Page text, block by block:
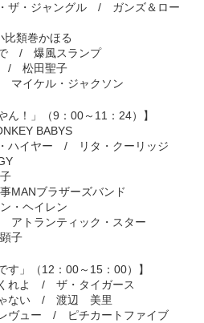
ザ・ジャングル / ガンズ＆ロー
類巻かほる
/ 爆風スランプ
/ 松田聖子
イケル・ジャクソン
ん！」（9：00～11：24）】
BABYS
ハイヤー / リタ・クーリッジ
ブラザーズバンド
ヘイレン
トランティック・スター
子
す」（12：00～15：00）】
れよ / ザ・タイガース
ない / 渡辺 美里
ヴュー / ピチカートファイブ